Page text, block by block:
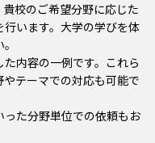
校のご希望分野に応じた
います。大学の学びを体
内容の一例です。これら
テーマでの対応も可能で
た分野単位での依頼もお